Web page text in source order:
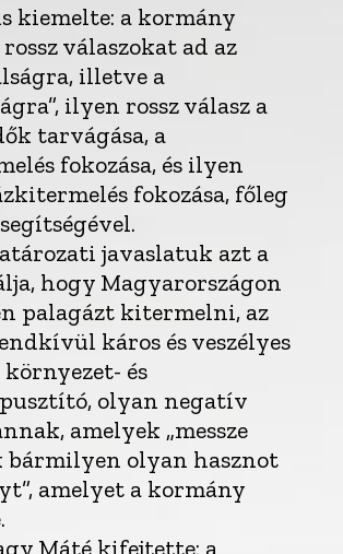
kiemelte: a kormány
válaszokat ad az
illetve a
ilyen rossz válasz a
tarvágása, a
fokozása, és ilyen
fokozása, főleg
javaslatuk azt a
hogy Magyarországon
palagázt kitermelni, az
káros és veszélyes
környezet- és
olyan negatív
amelyek „messze
olyan hasznot
amelyet a kormány
Máté kifejtette: a